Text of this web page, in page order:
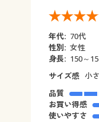
年代: 70代
性別: 女性
身長: 150～
サイズ感 小
品質
お買い得感
使いやすさ